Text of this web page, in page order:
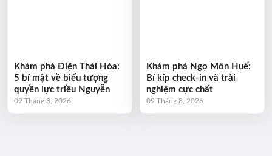
Khám phá Điện Thái Hòa:
5 bí mật về biểu tượng
quyền lực triều Nguyễn
09 Tháng 8, 2026
Khám phá Ngọ Môn Huế:
Bí kíp check-in và trải
nghiệm cực chất
09 Tháng 8, 2026